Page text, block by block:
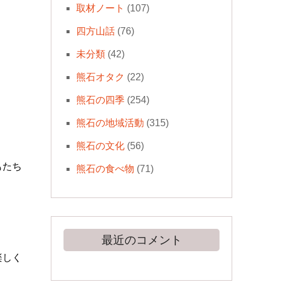
ち
く
取材ノート (107)
四方山話(76)
未分類(42)
熊石オタク (22)
熊石の四季(254)
熊石の地域活動 (315)
熊石の文化(56)
熊石の食べ物 (71)
最近のコメント